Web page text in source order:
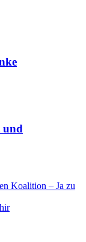
und
Koalition – Ja zu